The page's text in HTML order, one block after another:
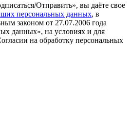
Отправить», вы даёте свое
персональных данных, в
законом от 27.07.2006 года
данных», на условиях и для
на обработку персональных